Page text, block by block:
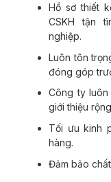
Hồ sơ thiết
CSKH tận
nghiệp.
Luôn tôn
đóng góp
Công ty
giới thiệu
Tối ưu kinh
hàng.
Đảm bảo